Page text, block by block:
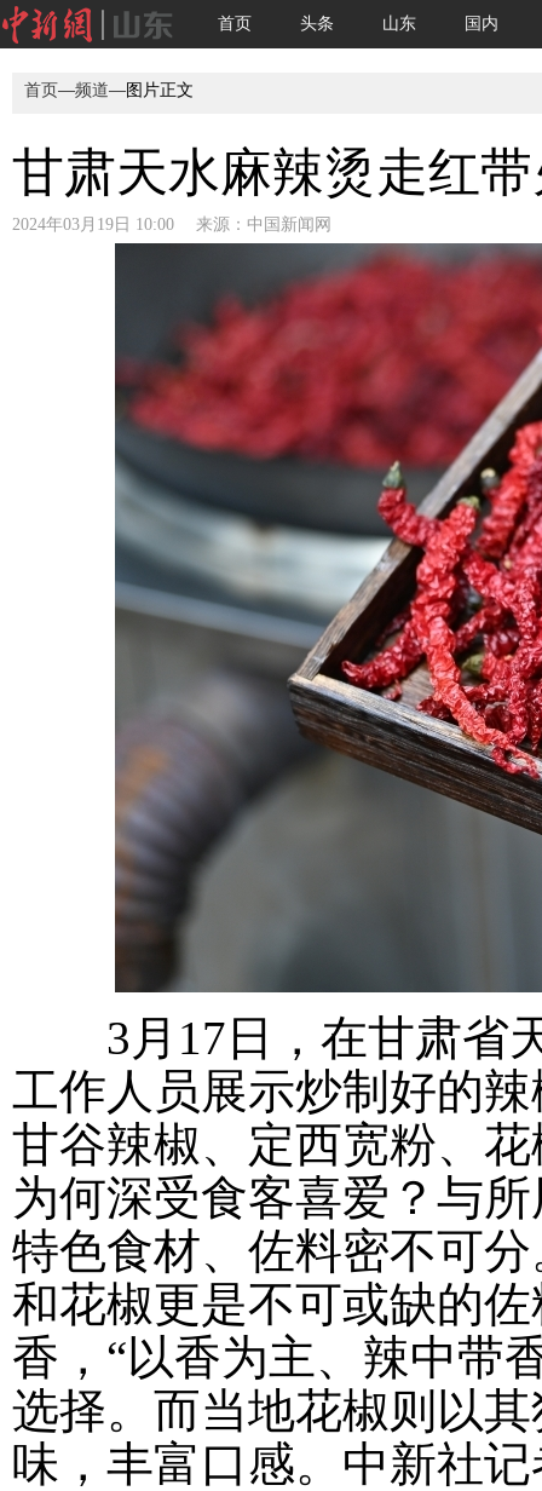
首页 头条 山东 国内
首页—频道—图片正文
甘肃天水麻辣烫走红
2024年03月19日 10:00 来源： 中国新闻网
3月17日，在甘肃省天
工作人员展示炒制好的
甘谷辣椒、定西宽粉、
为何深受食客喜爱？与
特色食材、佐料密不可
和花椒更是不可或缺的
香，“以香为主、辣中带
选择。而当地花椒则以
味，丰富口感。中新社